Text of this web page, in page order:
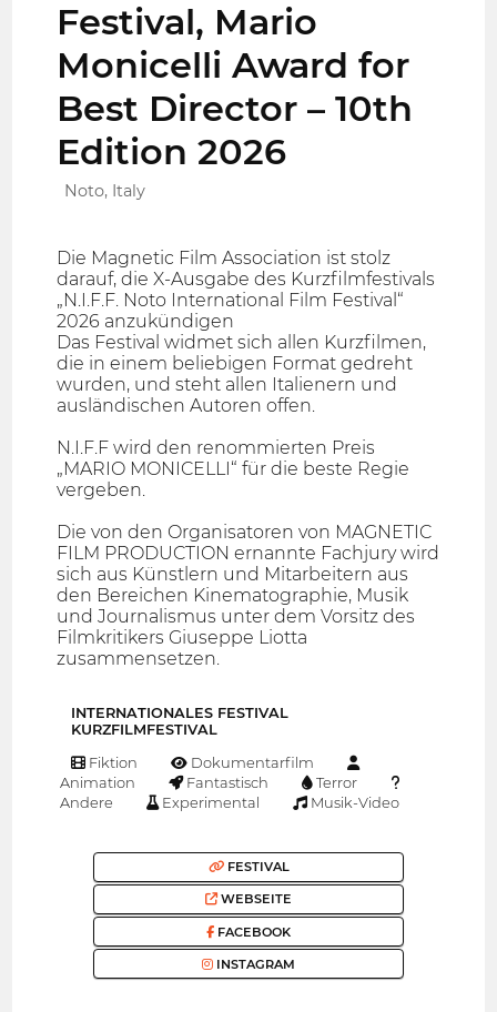
Festival, Mario
Monicelli Award for
Best Director – 10th
Edition 2026
Noto, Italy
Die Magnetic Film Association ist stolz
darauf, die X-Ausgabe des Kurzfilmfestivals
„N.I.F.F. Noto International Film Festival“
2026 anzukündigen
Das Festival widmet sich allen Kurzfilmen,
die in einem beliebigen Format gedreht
wurden, und steht allen Italienern und
ausländischen Autoren offen.
N.I.F.F wird den renommierten Preis
„MARIO MONICELLI“ für die beste Regie
vergeben.
Die von den Organisatoren von MAGNETIC
FILM PRODUCTION ernannte Fachjury wird
sich aus Künstlern und Mitarbeitern aus
den Bereichen Kinematographie, Musik
und Journalismus unter dem Vorsitz des
Filmkritikers Giuseppe Liotta
zusammensetzen.
INTERNATIONALES FESTIVAL
KURZFILMFESTIVAL
Fiktion
Dokumentarfilm
Animation
Fantastisch
Terror
Andere
Experimental Musik-Video
FESTIVAL
WEBSEITE
FACEBOOK
INSTAGRAM